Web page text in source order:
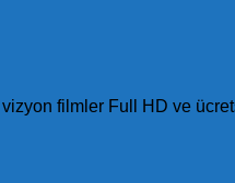
filmler Full HD ve